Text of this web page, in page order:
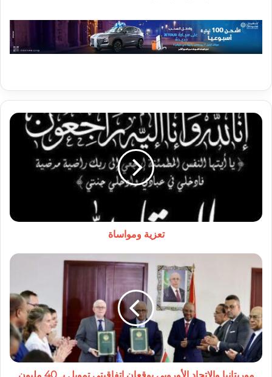
تعزية
ومواساة
تعزية ومواساة
موريتانيا
والاتحاد
يوقعان
اتفاقيتي
تمويل
بـ
40
مليون
يورو
موريتانيا والاتحاد الأوروبي يوقعان اتفاقيتي تمويل بـ 40 مليون